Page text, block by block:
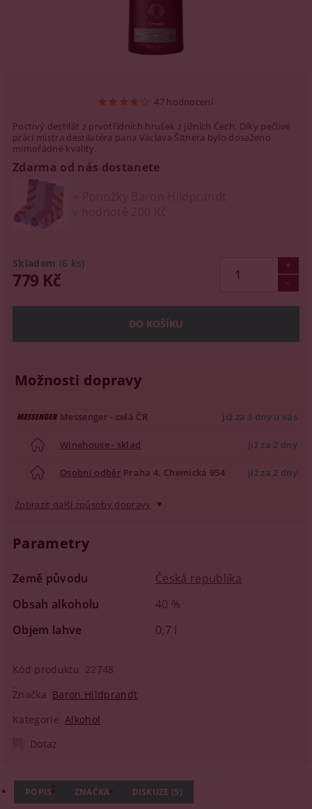
47 hodnocení
Poctivý destilát z prvotřídních hrušek z jižních Čech. Díky pečlivé
práci mistra destilatéra pana Václava Šitnera bylo dosaženo
mimořádné kvality.
Zdarma od nás dostanete
Skladem (6 ks)
779 Kč
Možnosti dopravy
Messenger - celá ČR již za 3 dny u vás
Winehouse - sklad již za 2 dny
Osobní odběr Praha 4, Chemická 954 již za 2 dny
Zobrazit další způsoby dopravy
Parametry
Země původu
Česká republika
Obsah alkoholu
40 %
Objem lahve
0,7 l
Kód produktu 22748
Značka Baron Hildprandt
Kategorie Alkohol
Dotaz
POPIS ZNAČKA DISKUZE (5)